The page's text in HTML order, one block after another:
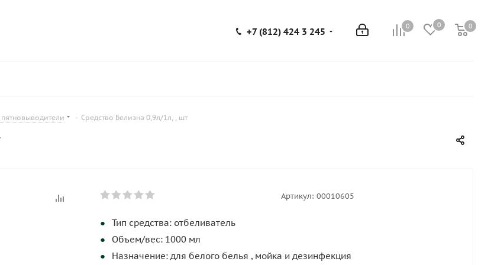
0 0 0
0
+7 (812) 424 3 245
- Средство Белизна 0,9л/1л, , шт
Артикул: 00010605
Тип средства: отбеливатель
Объем/вес: 1000 мл
Назначение: для белого белья , мойка и дезинфекция